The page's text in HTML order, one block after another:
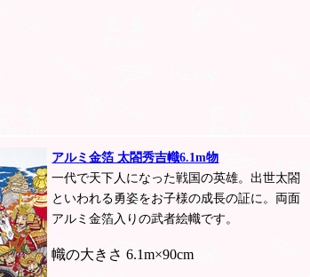
アルミ金箔 太閤秀吉幟6.1m物
一代で天下人になった戦国の英雄。出世太閤
といわれる勇姿をお子様の成長の証に。両面
アルミ金箔入りの武者絵幟です。
幟の大きさ 6.1m×90cm